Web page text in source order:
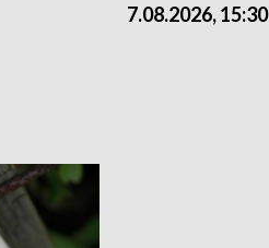
7.08.2026, 15:30